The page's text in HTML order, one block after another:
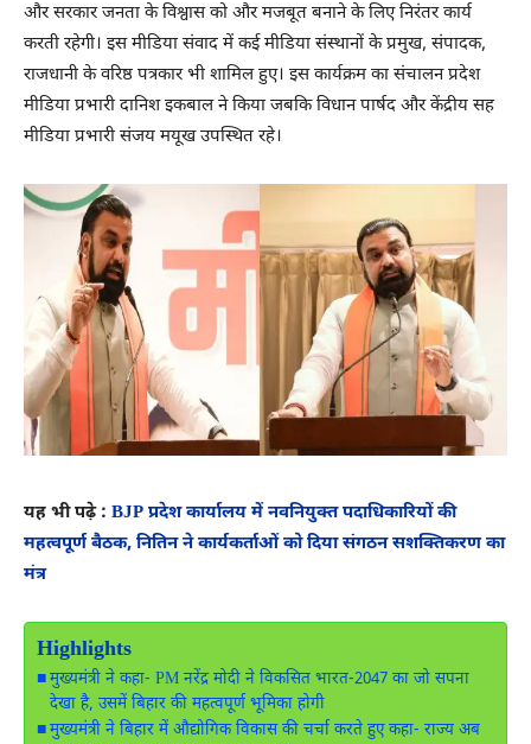
और सरकार जनता के विश्वास को और मजबूत बनाने के लिए निरंतर कार्य
करती रहेगी। इस मीडिया संवाद में कई मीडिया संस्थानों के प्रमुख, संपादक,
राजधानी के वरिष्ठ पत्रकार भी शामिल हुए। इस कार्यक्रम का संचालन प्रदेश
मीडिया प्रभारी दानिश इकबाल ने किया जबकि विधान पार्षद और केंद्रीय सह
मीडिया प्रभारी संजय मयूख उपस्थित रहे।
यह भी पढ़े : BJP प्रदेश कार्यालय में नवनियुक्त पदाधिकारियों की
महत्वपूर्ण बैठक, नितिन ने कार्यकर्ताओं को दिया संगठन सशक्तिकरण का
मंत्र
Highlights
‎मुख्यमंत्री ने कहा- PM नरेंद्र मोदी ने विकसित भारत-2047 का जो सपना
देखा है, उसमें बिहार की महत्वपूर्ण भूमिका होगी
मुख्यमंत्री ने बिहार में औद्योगिक विकास की चर्चा करते हुए कहा- राज्य अब